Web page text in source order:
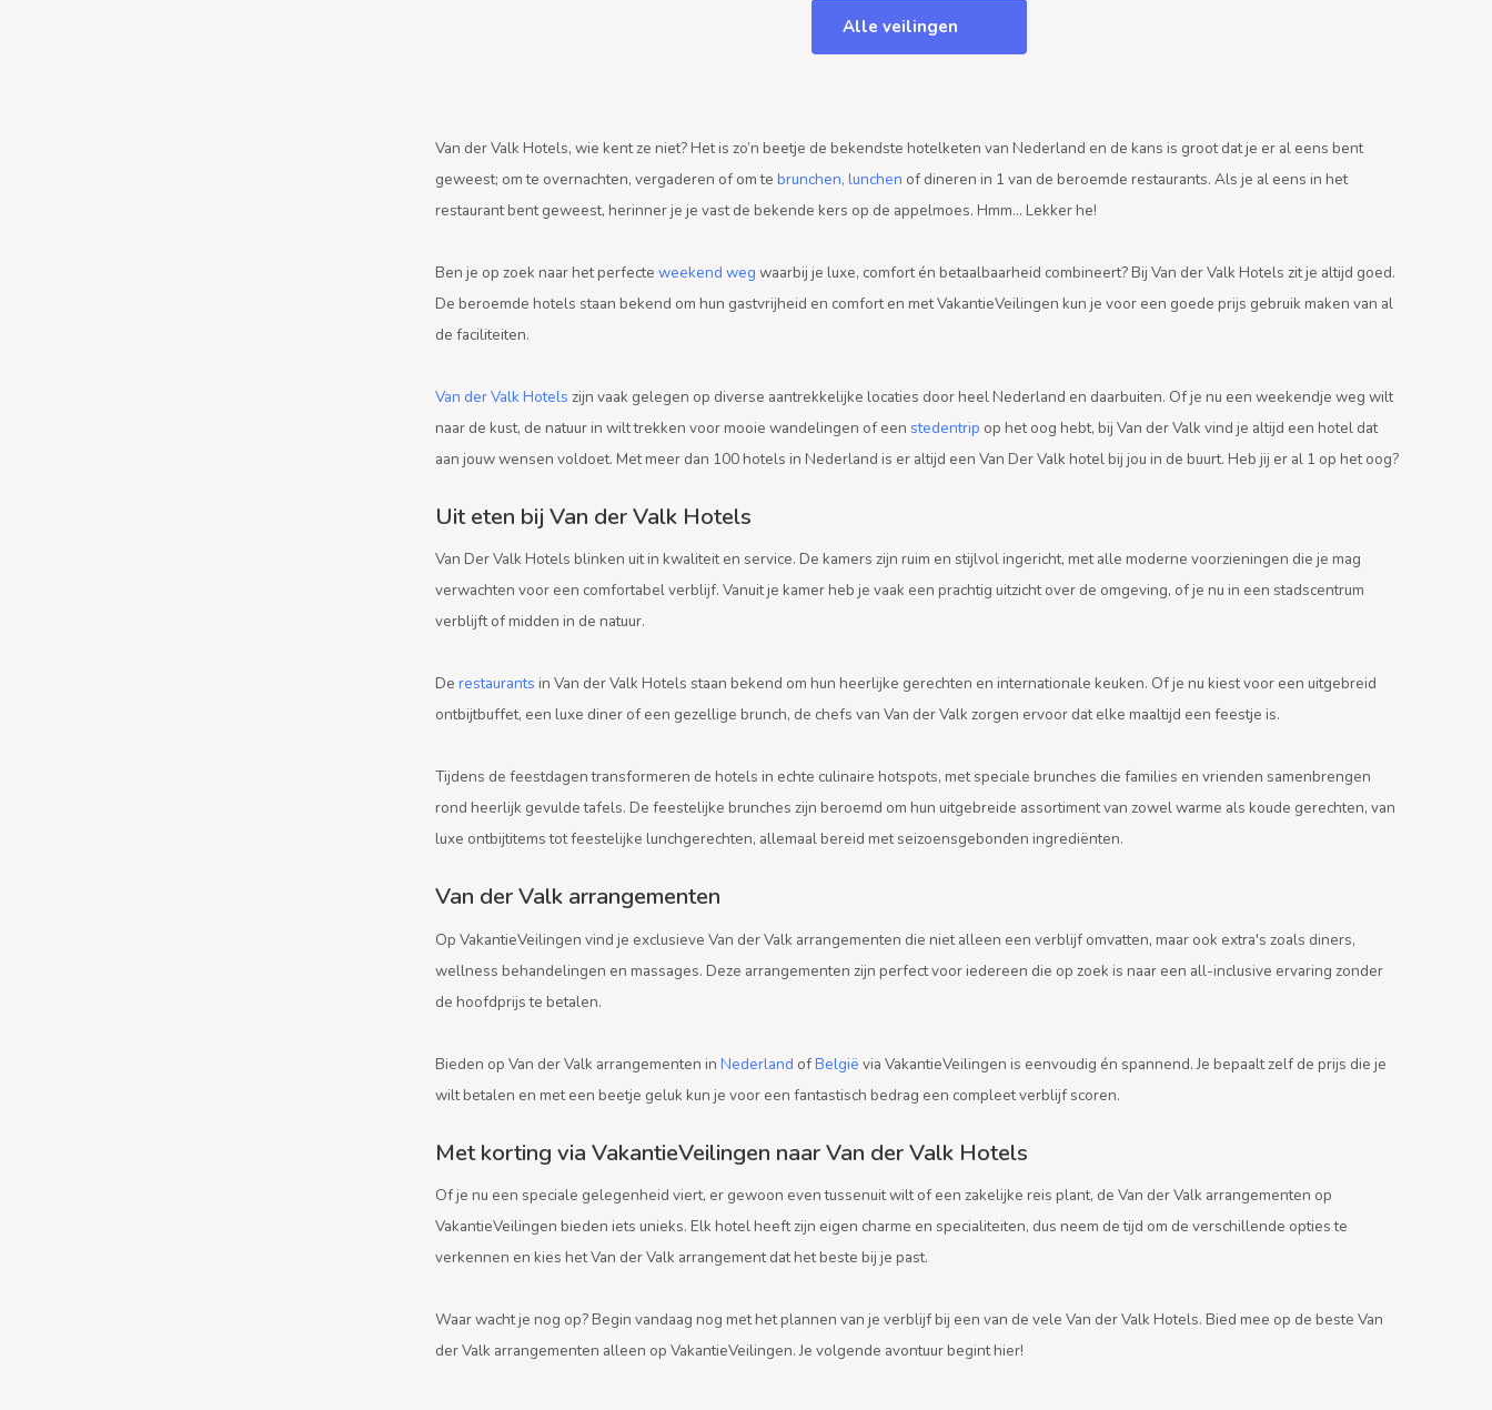
Alle veilingen
Van der Valk Hotels, wie kent ze niet? Het is zo’n beetje de bekendste hotelketen van Nederland en de kans is groot dat je er al eens bent
geweest; om te overnachten, vergaderen of om te brunchen, lunchen of dineren in 1 van de beroemde restaurants. Als je al eens in het
restaurant bent geweest, herinner je je vast de bekende kers op de appelmoes. Hmm… Lekker he!
Ben je op zoek naar het perfecte weekend weg waarbij je luxe, comfort én betaalbaarheid combineert? Bij Van der Valk Hotels zit je altijd goed.
De beroemde hotels staan bekend om hun gastvrijheid en comfort en met VakantieVeilingen kun je voor een goede prijs gebruik maken van al
de faciliteiten.
Van der Valk Hotels zijn vaak gelegen op diverse aantrekkelijke locaties door heel Nederland en daarbuiten. Of je nu een weekendje weg wilt
naar de kust, de natuur in wilt trekken voor mooie wandelingen of een stedentrip op het oog hebt, bij Van der Valk vind je altijd een hotel dat
aan jouw wensen voldoet. Met meer dan 100 hotels in Nederland is er altijd een Van Der Valk hotel bij jou in de buurt. Heb jij er al 1 op het oog?
Uit eten bij Van der Valk Hotels
Van Der Valk Hotels blinken uit in kwaliteit en service. De kamers zijn ruim en stijlvol ingericht, met alle moderne voorzieningen die je mag
verwachten voor een comfortabel verblijf. Vanuit je kamer heb je vaak een prachtig uitzicht over de omgeving, of je nu in een stadscentrum
verblijft of midden in de natuur.
De restaurants in Van der Valk Hotels staan bekend om hun heerlijke gerechten en internationale keuken. Of je nu kiest voor een uitgebreid
ontbijtbuffet, een luxe diner of een gezellige brunch, de chefs van Van der Valk zorgen ervoor dat elke maaltijd een feestje is.
Tijdens de feestdagen transformeren de hotels in echte culinaire hotspots, met speciale brunches die families en vrienden samenbrengen
rond heerlijk gevulde tafels. De feestelijke brunches zijn beroemd om hun uitgebreide assortiment van zowel warme als koude gerechten, van
luxe ontbijtitems tot feestelijke lunchgerechten, allemaal bereid met seizoensgebonden ingrediënten.
Van der Valk arrangementen
Op VakantieVeilingen vind je exclusieve Van der Valk arrangementen die niet alleen een verblijf omvatten, maar ook extra's zoals diners,
wellness behandelingen en massages. Deze arrangementen zijn perfect voor iedereen die op zoek is naar een all-inclusive ervaring zonder
de hoofdprijs te betalen.
Bieden op Van der Valk arrangementen in Nederland ofBelgië via VakantieVeilingen is eenvoudig én spannend. Je bepaalt zelf de prijs die je
wilt betalen en met een beetje geluk kun je voor een fantastisch bedrag een compleet verblijf scoren.
Met korting via VakantieVeilingen naar Van der Valk Hotels
Of je nu een speciale gelegenheid viert, er gewoon even tussenuit wilt of een zakelijke reis plant, de Van der Valk arrangementen op
VakantieVeilingen bieden iets unieks. Elk hotel heeft zijn eigen charme en specialiteiten, dus neem de tijd om de verschillende opties te
verkennen en kies het Van der Valk arrangement dat het beste bij je past.
Waar wacht je nog op? Begin vandaag nog met het plannen van je verblijf bij een van de vele Van der Valk Hotels. Bied mee op de beste Van
der Valk arrangementen alleen op VakantieVeilingen. Je volgende avontuur begint hier!